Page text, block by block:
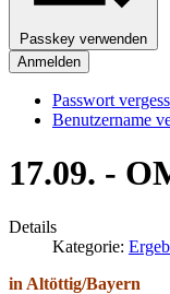
Passkey verwenden
Anmelden
Passwort
Benutzername
17.09. -
Details
Kategorie:
in Altöttig/Bayern